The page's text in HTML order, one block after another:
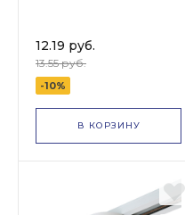
12.19 руб.
13.55 руб.
-10%
В КОРЗИНУ